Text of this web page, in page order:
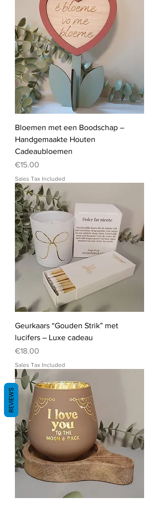
Bloemen met een Boodschap –
Handgemaakte Houten
Cadeaubloemen
Price
€15.00
Sales Tax Included
Geurkaars “Gouden Strik” met
lucifers – Luxe cadeau
Price
€18.00
Sales Tax Included
REVIEWS